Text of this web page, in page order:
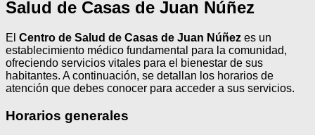
Salud de Casas de Juan Núñez
El Centro de Salud de Casas de Juan Núñez es un
establecimiento médico fundamental para la comunidad,
ofreciendo servicios vitales para el bienestar de sus
habitantes. A continuación, se detallan los horarios de
atención que debes conocer para acceder a sus servicios.
Horarios generales